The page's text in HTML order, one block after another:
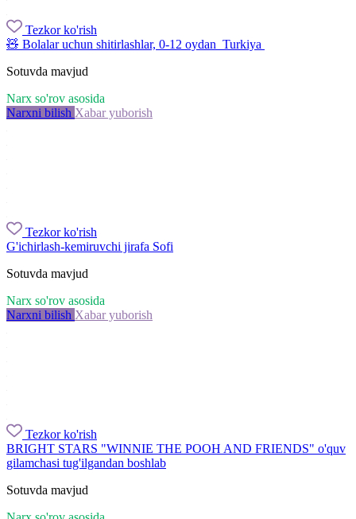
Tezkor ko'rish
🧸 Bolalar uchun shitirlashlar, 0-12 oydan Turkiya
Sotuvda mavjud
Narx so'rov asosida
Narxni bilish Xabar yuborish
Tezkor ko'rish
G'ichirlash-kemiruvchi jirafa Sofi
Sotuvda mavjud
Narx so'rov asosida
Narxni bilish Xabar yuborish
Tezkor ko'rish
BRIGHT STARS "WINNIE THE POOH AND FRIENDS" o'quv
gilamchasi tug'ilgandan boshlab
Sotuvda mavjud